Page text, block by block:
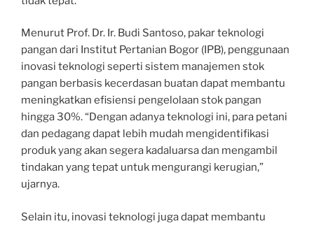
Menurut Prof. Dr. Ir. Budi Santoso, pakar teknologi
pangan dari Institut Pertanian Bogor (IPB), penggunaan
inovasi teknologi seperti sistem manajemen stok
pangan berbasis kecerdasan buatan dapat membantu
meningkatkan efisiensi pengelolaan stok pangan
hingga 30%. “Dengan adanya teknologi ini, para petani
dan pedagang dapat lebih mudah mengidentifikasi
produk yang akan segera kadaluarsa dan mengambil
tindakan yang tepat untuk mengurangi kerugian,”
ujarnya.
Selain itu, inovasi teknologi juga dapat membantu